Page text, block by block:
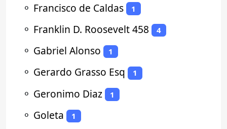
⚬ Francisco de Caldas 1
⚬ Franklin D. Roosevelt 458 4
⚬ Gabriel Alonso 1
⚬ Gerardo Grasso Esq 1
⚬ Geronimo Diaz 1
⚬ Goleta 1